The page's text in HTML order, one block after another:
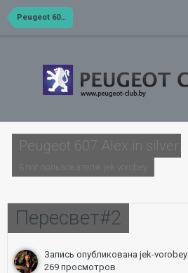
Peugeot 607 Alex in silver
Peugeot 607 Alex in silver
Блог пользователя: jek-vorobey
Пересвет#2
Запись опубликована jek-vorobey
269 просмотров